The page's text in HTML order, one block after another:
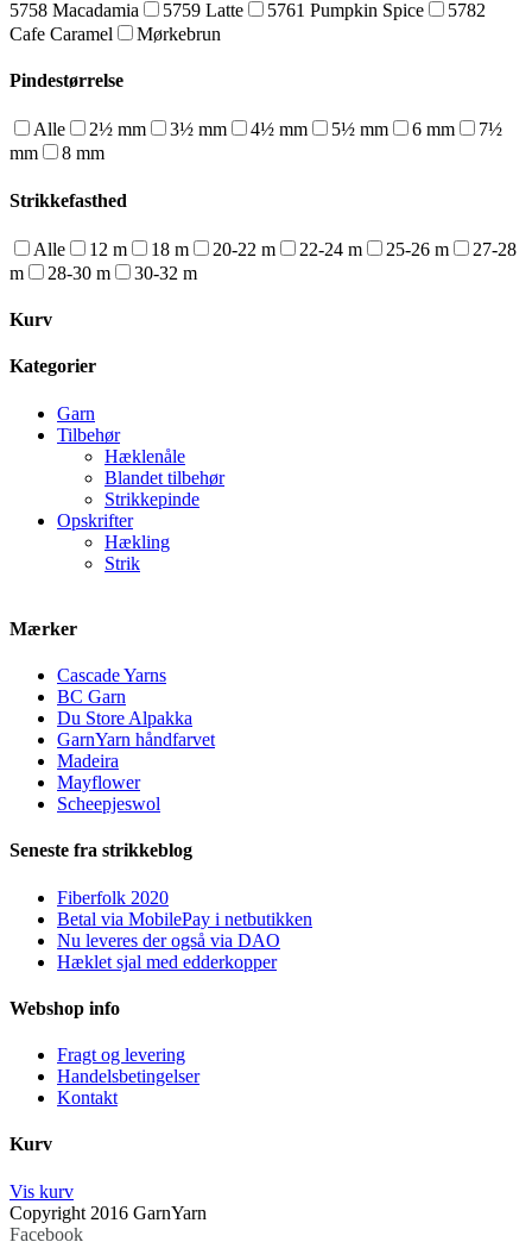
5758 Macadamia
5759 Latte 5761 Pumpkin Spice
5782
Cafe Caramel
Mørkebrun
Pindestørrelse
Alle 2½ mm 3½ mm 4½ mm 5½ mm 6 mm
7½
mm
8 mm
Strikkefasthed
Alle 12 m 18 m 20-22 m 22-24 m 25-26 m
27-28
m
28-30 m 30-32 m
Kurv
Kategorier
Garn
Tilbehør
Hæklenåle
Blandet tilbehør
Strikkepinde
Opskrifter
Hækling
Strik
Mærker
Cascade Yarns
BC Garn
Du Store Alpakka
GarnYarn håndfarvet
Madeira
Mayflower
Scheepjeswol
Seneste fra strikkeblog
Fiberfolk 2020
Betal via MobilePay i netbutikken
Nu leveres der også via DAO
Hæklet sjal med edderkopper
Webshop info
Fragt og levering
Handelsbetingelser
Kontakt
Kurv
Vis kurv
Copyright 2016 GarnYarn
Facebook